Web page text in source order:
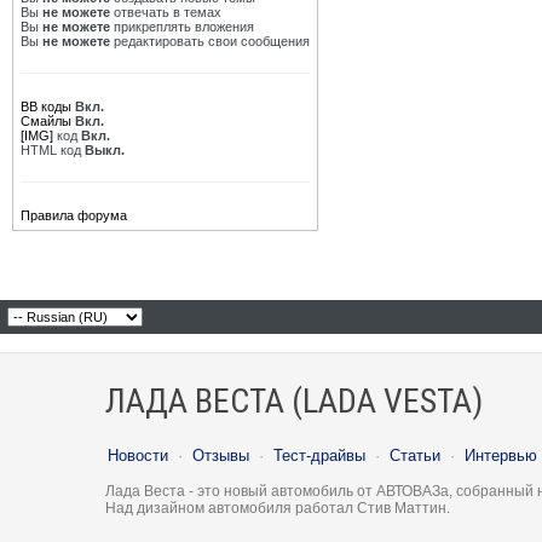
Вы не можете отвечать в темах
Вы не можете прикреплять вложения
Вы не можете редактировать свои сообщения
BB коды Вкл.
Смайлы Вкл.
[IMG] код Вкл.
HTML код Выкл.
Правила форума
ЛАДА ВЕСТА (LADA VESTA)
Новости · Отзывы · Тест-драйвы · Статьи · Интервью
Лада Веста - это новый автомобиль от АВТОВАЗа, собранный
Над дизайном автомобиля работал Стив Маттин.